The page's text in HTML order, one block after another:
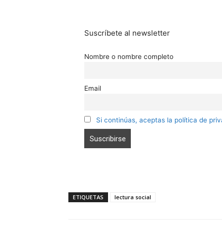
Suscríbete al newsletter
Nombre o nombre completo
Email
Si continúas, aceptas la política de
ETIQUETAS lectura social